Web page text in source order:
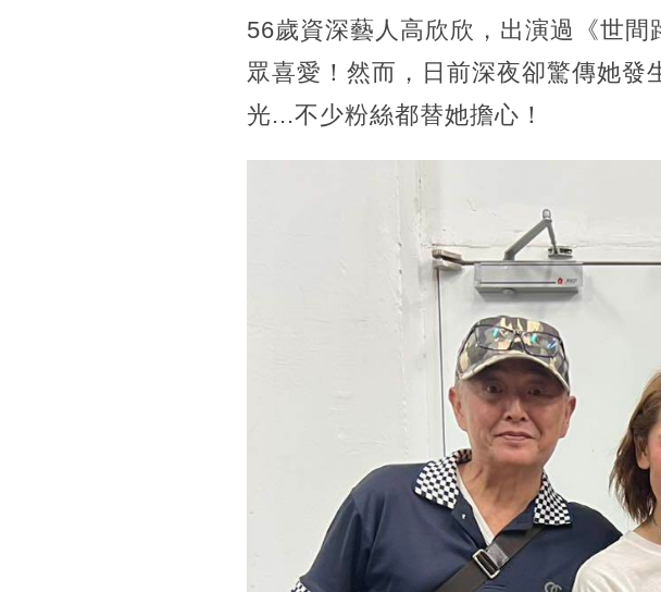
56歲資深藝人高欣欣，出演過《世
眾喜愛！然而，日前深夜卻驚傳她發
光...不少粉絲都替她擔心！